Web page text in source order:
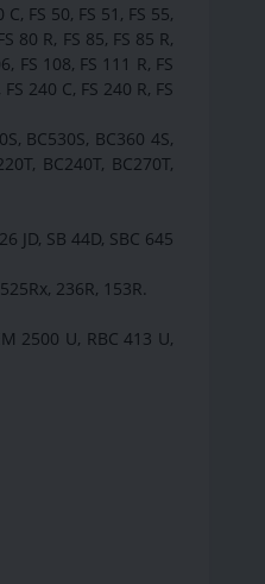
FS 50, FS 51, FS 55,
80 R, FS 85, FS 85 R,
FS 108, FS 111 R, FS
240 C, FS 240 R, FS
BC530S, BC360 4S,
BC240T, BC270T,
JD, SB 44D, SBC 645
236R, 153R.
2500 U, RBC 413 U,